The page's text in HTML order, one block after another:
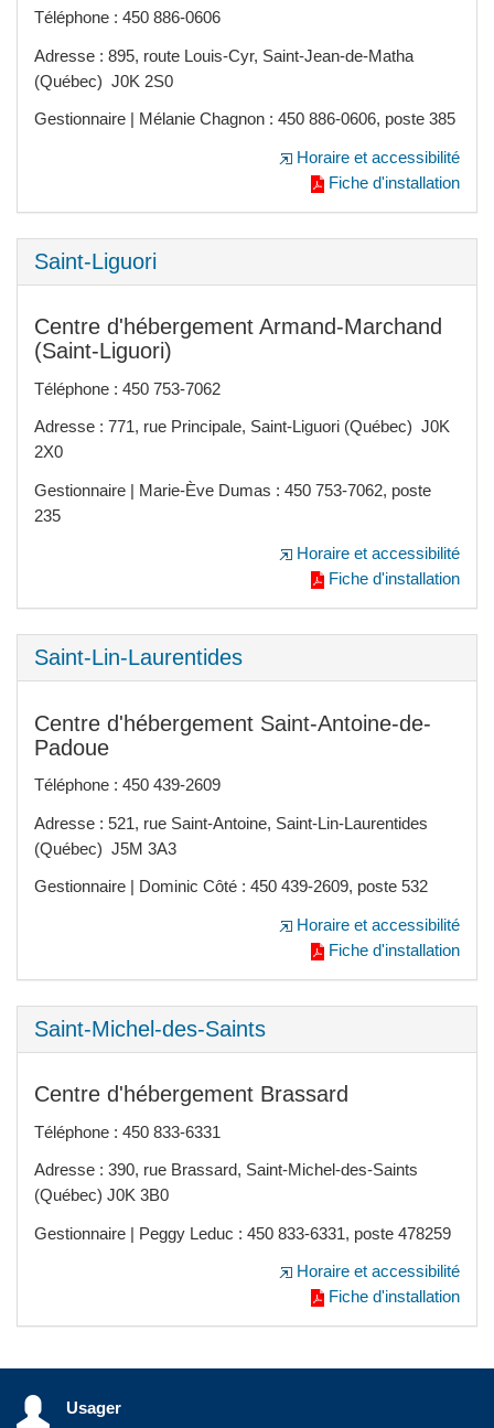
Téléphone : 450 886-0606
Adresse : 895, route Louis-Cyr, Saint-Jean-de-Matha
(Québec) J0K 2S0
Gestionnaire | Mélanie Chagnon : 450 886-0606, poste 385
Horaire et accessibilité
Fiche d'installation
Saint-Liguori
Centre d'hébergement Armand-Marchand
(Saint-Liguori)
Téléphone : 450 753-7062
Adresse : 771, rue Principale, Saint-Liguori (Québec) J0K
2X0
Gestionnaire | Marie-Ève Dumas : 450 753-7062, poste
235
Horaire et accessibilité
Fiche d'installation
Saint-Lin-Laurentides
Centre d'hébergement Saint-Antoine-de-
Padoue
Téléphone : 450 439-2609
Adresse : 521, rue Saint-Antoine, Saint-Lin-Laurentides
(Québec) J5M 3A3
Gestionnaire | Dominic Côté : 450 439-2609, poste 532
Horaire et accessibilité
Fiche d'installation
Saint-Michel-des-Saints
Centre d'hébergement Brassard
Téléphone : 450 833-6331
Adresse : 390, rue Brassard, Saint-Michel-des-Saints
(Québec) J0K 3B0
Gestionnaire | Peggy Leduc : 450 833-6331, poste 478259
Horaire et accessibilité
Fiche d'installation
Usager